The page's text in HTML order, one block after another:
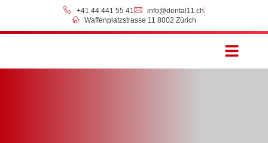
+41 44 441 55 41
info@dental11.ch
Waffenplatzstrasse 11 8002 Zürich